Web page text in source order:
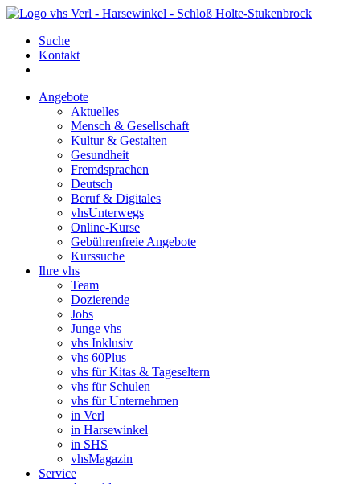
Suche
Kontakt
Angebote
Aktuelles
Mensch & Gesellschaft
Kultur & Gestalten
Gesundheit
Fremdsprachen
Deutsch
Beruf & Digitales
vhsUnterwegs
Online-Kurse
Gebührenfreie Angebote
Kurssuche
Ihre vhs
Team
Dozierende
Jobs
Junge vhs
vhs Inklusiv
vhs 60Plus
vhs für Kitas & Tageseltern
vhs für Schulen
vhs für Unternehmen
in Verl
in Harsewinkel
in SHS
vhsMagazin
Service